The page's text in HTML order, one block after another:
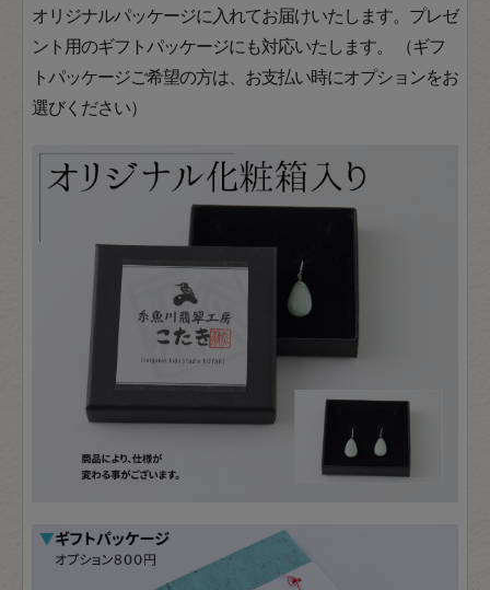
オリジナルパッケージに入れてお届けいたします。プレゼ
ント用のギフトパッケージにも対応いたします。 （ギフ
トパッケージご希望の方は、お支払い時にオプションをお
選びください）